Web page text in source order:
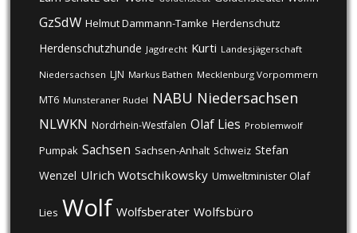
GzSdW Helmut Dammann-Tamke Herdenschutz
Herdenschutzhunde Jagdrecht Kurti Landesjägerschaft
Niedersachsen LJN Markus Bathen Mecklenburg Vorpommern
MT6 Munsteraner Rudel NABU Niedersachsen
NLWKN Nordrhein-Westfalen Olaf Lies Problemwolf
Pumpak Sachsen Sachsen-Anhalt Schweiz Stefan
Wenzel Ulrich Wotschikowsky Umweltminister Olaf
Lies Wolf Wolfsberater Wolfsbüro